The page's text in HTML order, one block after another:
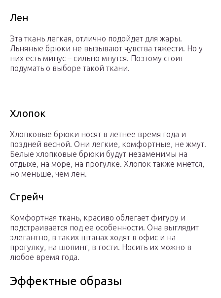
Лен
Эта ткань легкая, отлично подойдет для жары.
Льняные брюки не вызывают чувства тяжести. Но у
них есть минус – сильно мнутся. Поэтому стоит
подумать о выборе такой ткани.
Хлопок
Хлопковые брюки носят в летнее время года и
поздней весной. Они легкие, комфортные, не жмут.
Белые хлопковые брюки будут незаменимы на
отдыхе, на море, на прогулке. Хлопок также мнется,
но меньше, чем лен.
Стрейч
Комфортная ткань, красиво облегает фигуру и
подстраивается под ее особенности. Она выглядит
элегантно, в таких штанах ходят в офис и на
прогулку, на шопинг, в гости. Носить их можно в
любое время года.
Эффектные образы